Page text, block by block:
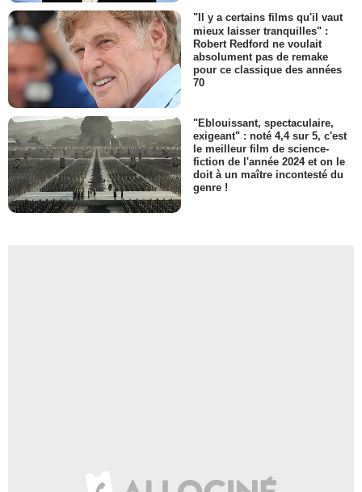
"Il y a certains films qu'il vaut
mieux laisser tranquilles" :
Robert Redford ne voulait
absolument pas de remake
pour ce classique des années
70
"Eblouissant, spectaculaire,
exigeant" : noté 4,4 sur 5, c'est
le meilleur film de science-
fiction de l'année 2024 et on le
doit à un maître incontesté du
genre !